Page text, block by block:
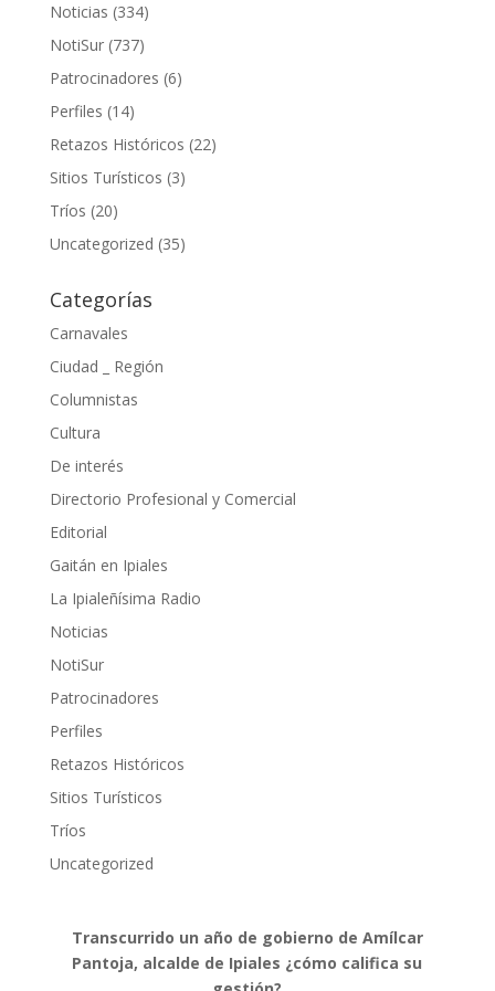
Noticias (334)
NotiSur(737)
Patrocinadores (6)
Perfiles (14)
Retazos Históricos (22)
Sitios Turísticos (3)
Tríos (20)
Uncategorized (35)
Categorías
Carnavales
Ciudad _ Región
Columnistas
Cultura
De interés
Directorio Profesional y Comercial
Editorial
Gaitán en Ipiales
La Ipialeñísima Radio
Noticias
NotiSur
Patrocinadores
Perfiles
Retazos Históricos
Sitios Turísticos
Tríos
Uncategorized
Transcurrido un año de gobierno de Amílcar
Pantoja, alcalde de Ipiales ¿cómo califica su